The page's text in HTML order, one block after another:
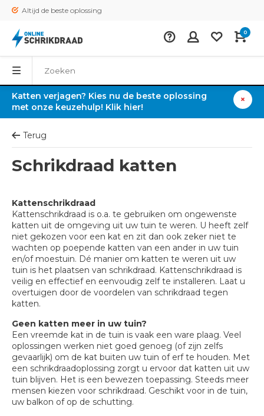
Altijd de beste oplossing
0
Katten verjagen? Kies nu de beste oplossing
met onze keuzehulp! Klik hier!
Terug
Schrikdraad katten
Kattenschrikdraad
Kattenschrikdraad is o.a. te gebruiken om ongewenste
katten uit de omgeving uit uw tuin te weren. U heeft zelf
niet gekozen voor een kat en zit dan ook zeker niet te
wachten op poepende katten van een ander in uw tuin
en/of moestuin. Dé manier om katten te weren uit uw
tuin is het plaatsen van schrikdraad. Kattenschrikdraad is
veilig en effectief en eenvoudig zelf te installeren. Laat u
overtuigen door de voordelen van schrikdraad tegen
katten.
Geen katten meer in uw tuin?
Een vreemde kat in de tuin is vaak een ware plaag. Veel
oplossingen werken niet goed genoeg (of zijn zelfs
gevaarlijk) om de kat buiten uw tuin of erf te houden. Met
een schrikdraadoplossing zorgt u ervoor dat katten uit uw
tuin blijven. Het is een bewezen toepassing. Steeds meer
mensen kiezen voor schrikdraad. Geschikt voor in de tuin,
uw balkon of op de schutting.